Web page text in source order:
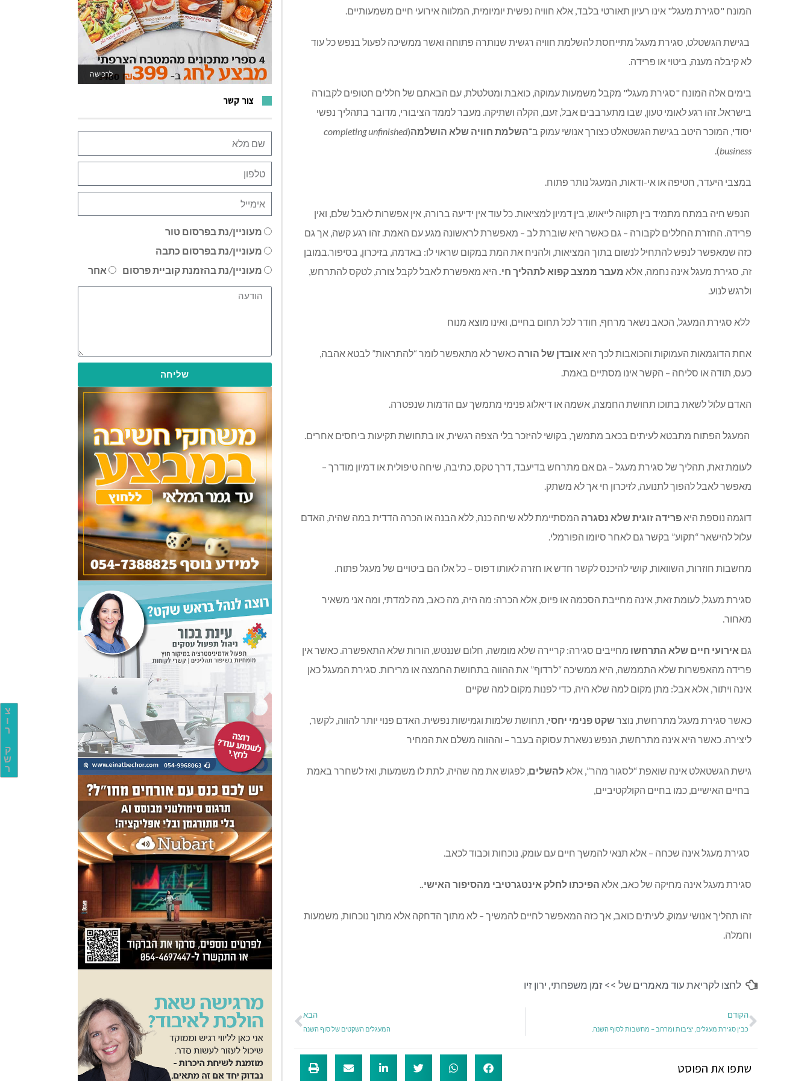
צ
ו
ר
ק
ש
ר
המונח "סגירת מעגל" אינו רעיון תאורטי בלבד, אלא חוויה נפשית יומיומית, המלווה אירועי חיים משמעותיים.
בגישת הגשטלט, סגירת מעגל מתייחסת להשלמת חוויה רגשית שנותרה פתוחה ואשר ממשיכה לפעול בנפש כל עוד
לא קיבלה מענה, ביטוי או פרידה.
בימים אלה המונח "סגירת מעגל" מקבל משמעות עמוקה, כואבת ומטלטלת, עם הבאתם של חללים חטופים לקבורה
בישראל. זהו רגע לאומי טעון, שבו מתערבבים אבל, זעם, הקלה ושתיקה. מעבר לממד הציבורי, מדובר בתהליך נפשי
יסודי, המוכר היטב בגישת הגשטאלט כצורך אנושי עמוק ב־השלמת חוויה שלא הושלמה(
completing unfinished
business
).
במצבי היעדר, חטיפה או אי-ודאות, המעגל נותר פתוח.
הנפש חיה במתח מתמיד בין תקווה לייאוש, בין דמיון למציאות. כל עוד אין ידיעה ברורה, אין אפשרות לאבל שלם, ואין
פרידה. החזרת החללים לקבורה – גם כאשר היא שוברת לב – מאפשרת לראשונה מגע עם האמת. זהו רגע קשה, אך גם
כזה שמאפשר לנפש להתחיל לנשום בתוך המציאות, ולהניח את המת במקום שראוי לו: באדמה, בזיכרון, בסיפור.במובן
זה, סגירת מעגל אינה נחמה, אלא מעבר ממצב קפוא לתהליך חי. היא מאפשרת לאבל לקבל צורה, לטקס להתרחש,
ולרגש לנוע.
ללא סגירת המעגל, הכאב נשאר מרחף, חודר לכל תחום בחיים, ואינו מוצא מנוח
אחת הדוגמאות העמוקות והכואבות לכך היא אובדן של הורה כאשר לא מתאפשר לומר “להתראות” לבטא אהבה,
כעס, תודה או סליחה – הקשר אינו מסתיים באמת.
האדם עלול לשאת בתוכו תחושת החמצה, אשמה או דיאלוג פנימי מתמשך עם הדמות שנפטרה.
המעגל הפתוח מתבטא לעיתים בכאב מתמשך, בקושי להיזכר בלי הצפה רגשית, או בתחושת תקיעות ביחסים אחרים.
לעומת זאת, תהליך של סגירת מעגל – גם אם מתרחש בדיעבד, דרך טקס, כתיבה, שיחה טיפולית או דמיון מודרך –
מאפשר לאבל להפוך לתנועה, לזיכרון חי אך לא משתק.
דוגמה נוספת היאפרידה זוגית שלא נסגרה המסתיימת ללא שיחה כנה, ללא הבנה או הכרה הדדית במה שהיה, האדם
עלול להישאר “תקוע” בקשר גם לאחר סיומו הפורמלי.
מחשבות חוזרות, השוואות, קושי להיכנס לקשר חדש או חזרה לאותו דפוס – כל אלו הם ביטויים של מעגל פתוח.
סגירת מעגל, לעומת זאת, אינה מחייבת הסכמה או פיוס, אלא הכרה: מה היה, מה כאב, מה למדתי, ומה אני משאיר
מאחור.
גם אירועי חיים שלא התרחשו מחייבים סגירה: קריירה שלא מומשה, חלום שננטש, הורות שלא התאפשרה. כאשר אין
פרידה מהאפשרות שלא התממשה, היא ממשיכה “לרדוף” את ההווה בתחושת החמצה או מרירות. סגירת המעגל כאן
אינה ויתור, אלא אבל: מתן מקום למה שלא היה, כדי לפנות מקום למה שקיים
כאשר סגירת מעגל מתרחשת, נוצרשקט פנימי יחסי, תחושת שלמות וגמישות נפשית. האדם פנוי יותר להווה, לקשר,
ליצירה. כאשר היא אינה מתרחשת, הנפש נשארת עסוקה בעבר – וההווה משלם את המחיר
גישת הגשטאלט אינה שואפת “לסגור מהר”, אלאלהשלים, לפגוש את מה שהיה, לתת לו משמעות, ואז לשחרר באמת
בחיים האישיים, כמו בחיים הקולקטיביים,
סגירת מעגל אינה שכחה – אלא תנאי להמשך חיים עם עומק, נוכחות וכבוד לכאב.
סגירת מעגל אינה מחיקה של כאב, אלא הפיכתו לחלק אינטגרטיבי מהסיפור האישי..
זהו תהליך אנושי עמוק, לעיתים כואב, אך כזה המאפשר לחיים להמשיך – לא מתוך הדחקה אלא מתוך נוכחות, משמעות
וחמלה.
לחצו לקריאת עוד מאמרים של >>זמן משפחתי, ירון זיו
הקודם
כבין סגירת מעגלים, יציבות ומרחב – מחשבות לסוף השנה.
הבא
המעגלים השקטים של סוף השנה
שתפו את הפוסט
לרכישה
לאתר המשחקים
צור קשר
מעוניין/נת בפרסום טור
מעוניין/נת בפרסום כתבה
מעוניין/נת בהזמנת קוביית פרסום
אחר
שליחה